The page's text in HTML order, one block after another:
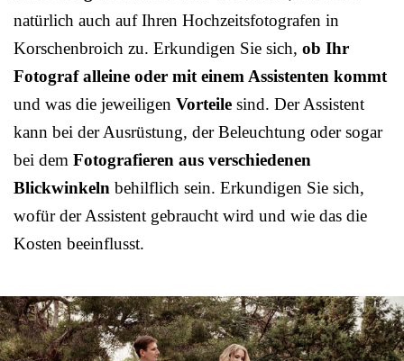
natürlich auch auf Ihren Hochzeitsfotografen in
Korschenbroich zu. Erkundigen Sie sich, ob Ihr
Fotograf alleine oder mit einem Assistenten kommt
und was die jeweiligen Vorteile sind. Der Assistent
kann bei der Ausrüstung, der Beleuchtung oder sogar
bei dem Fotografieren aus verschiedenen
Blickwinkeln behilflich sein. Erkundigen Sie sich,
wofür der Assistent gebraucht wird und wie das die
Kosten beeinflusst.